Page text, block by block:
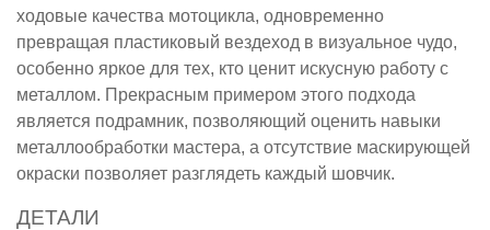
ходовые качества мотоцикла, одновременно
превращая пластиковый вездеход в визуальное чудо,
особенно яркое для тех, кто ценит искусную работу с
металлом. Прекрасным примером этого подхода
является подрамник, позволяющий оценить навыки
металлообработки мастера, а отсутствие маскирующей
окраски позволяет разглядеть каждый шовчик.
ДЕТАЛИ